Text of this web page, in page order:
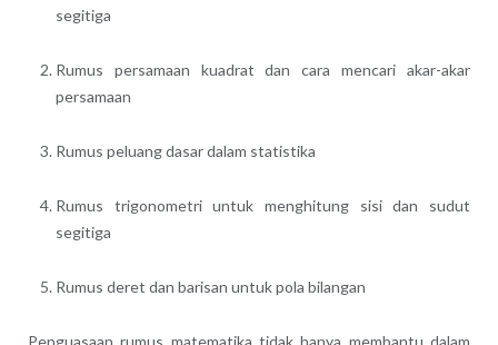
segitiga
Rumus persamaan kuadrat dan cara mencari akar-akar
persamaan
Rumus peluang dasar dalam statistika
Rumus trigonometri untuk menghitung sisi dan sudut
segitiga
Rumus deret dan barisan untuk pola bilangan
Penguasaan rumus matematika tidak hanya membantu dalam